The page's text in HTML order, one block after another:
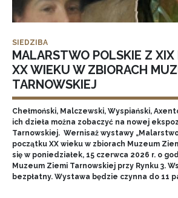
SIEDZIBA
MALARSTWO POLSKIE Z
XX WIEKU W ZBIORACH
TARNOWSKIEJ
Chełmoński, Malczewski, Wyspiański,
ich dzieła można zobaczyć na nowej
Tarnowskiej. Wernisaż wystawy
początku XX wieku w zbiorach Muzeum
się w poniedziałek, 15 czerwca 2026 r. o
Muzeum Ziemi Tarnowskiej przy Rynku 3.
bezpłatny. Wystawa będzie czynna do 11